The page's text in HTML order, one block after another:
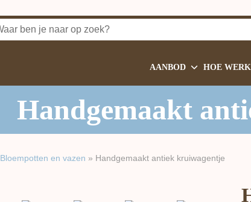
AANBOD HOE
Handgemaakt
Bloempotten en vazen » Handgemaakt antiek kruiwagentje